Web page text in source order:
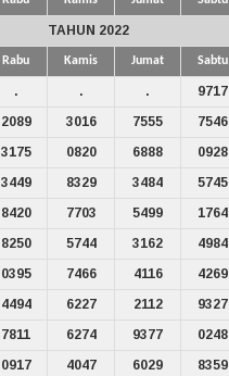
TAHUN 2022
Rabu Kamis Jumat Sabtu
. . . 9717
2089 3016 7555 7546
3175 0820 6888 0928
3449 8329 3484 5745
8420 7703 5499 1764
8250 5744 3162 4984
0395 7466 4116 4269
4494 6227 2112 9327
7811 6274 9377 0248
0917 4047 6029 8359